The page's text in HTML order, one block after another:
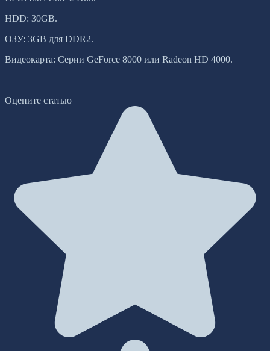
HDD: 30GB.
ОЗУ: 3GB для DDR2.
Видеокарта: Серии GeForce 8000 или Radeon HD 4000.
Оцените статью